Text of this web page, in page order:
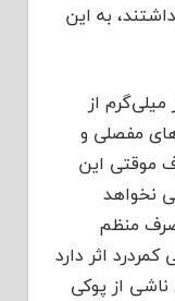
به این
منظم و روزانه ۴ هزار میلی‌گرم از
مفصلی و
موقتی این
نخواهد
منظم
اثر دارد
ناشی از پوکی